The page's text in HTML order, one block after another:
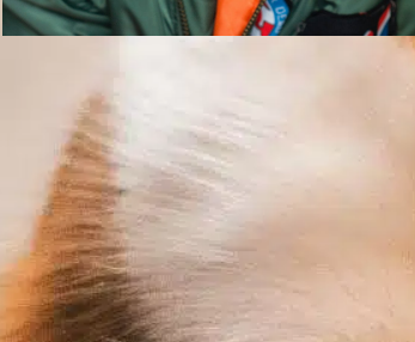
¿Cómo ayudar a un
perro macho a
montar a una
hembra?